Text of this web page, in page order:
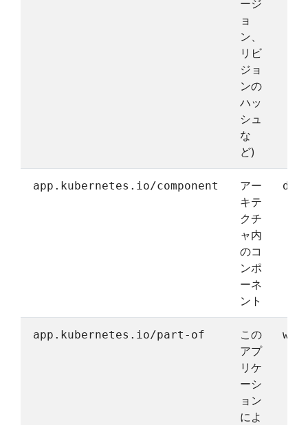
ージ
ョ
ン、
リビ
ジョ
ンの
ハッ
シュ
な
ど)
app.kubernetes.io/component
アー
キテ
クチ
ャ内
のコ
ンポ
ーネ
ント
app.kubernetes.io/part-of
この
アプ
リケ
ーシ
ョン
によ